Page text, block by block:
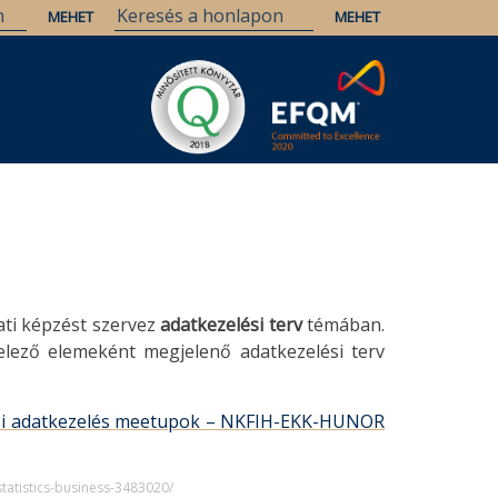
képzést szervez adatkezelési tervtémában.
elemeként megjelenő adatkezelési terv
adatkezelés meetupok – NKFIH-EKK-HUNOR
business-3483020/